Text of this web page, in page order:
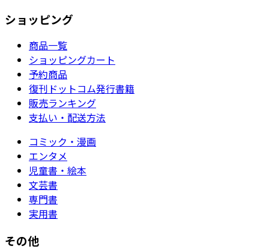
ショッピング
商品一覧
ショッピングカート
予約商品
復刊ドットコム発行書籍
販売ランキング
支払い・配送方法
コミック・漫画
エンタメ
児童書・絵本
文芸書
専門書
実用書
その他